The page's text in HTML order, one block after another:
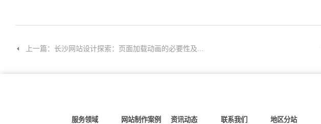
上一篇：长沙网站设计探索：页面加载动画的必要性及...
服务领域 网站制作案例 资讯动态 联系我们 地区分站